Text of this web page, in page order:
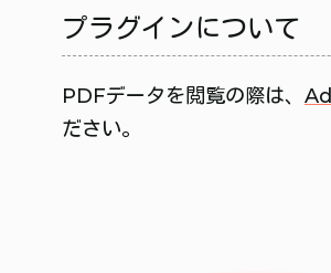
プラグインについて
PDFデータを閲覧の際は、
ださい。